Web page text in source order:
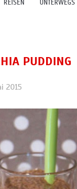
REISEN UNTERWEGS
PUDDING
2015